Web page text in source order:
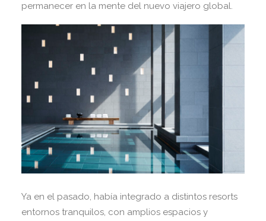
permanecer en la mente del nuevo viajero global.
Ya en el pasado, había integrado a distintos resorts
entornos tranquilos, con amplios espacios y